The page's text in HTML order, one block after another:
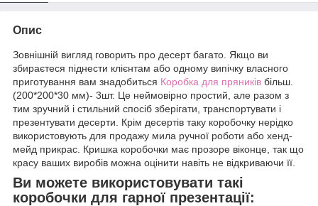
Опис
Зовнішній вигляд говорить про десерт багато. Якщо ви
збираєтеся піднести клієнтам або одному випічку власного
приготування вам знадобиться Коробка для пряників більш.
(200*200*30 мм)- 3шт. Це неймовірно простий, але разом з
тим зручний і стильний спосіб зберігати, транспортувати і
презентувати десерти. Крім десертів таку коробочку нерідко
використовують для продажу мила ручної роботи або хенд-
мейд прикрас. Кришка коробочки має прозоре віконце, так що
красу ваших виробів можна оцінити навіть не відкриваючи її.
Ви можете використовувати такі
коробочки для гарної презентації: